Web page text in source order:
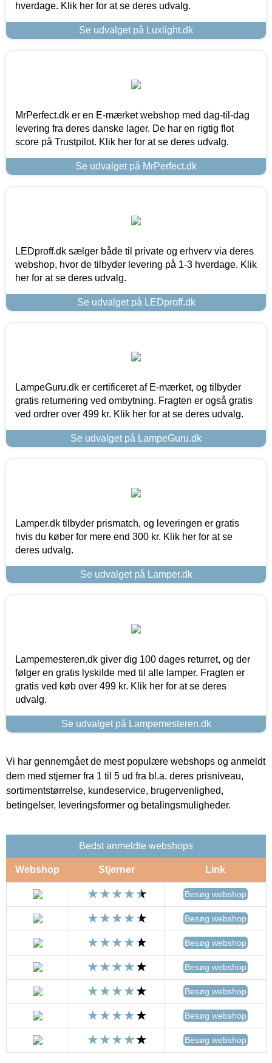
hverdage. Klik her for at se deres udvalg.
Se udvalget på Luxlight.dk
MrPerfect.dk er en E-mærket webshop med dag-til-dag
levering fra deres danske lager. De har en rigtig flot
score på Trustpilot. Klik her for at se deres udvalg.
Se udvalget på MrPerfect.dk
LEDproff.dk sælger både til private og erhverv via deres
webshop, hvor de tilbyder levering på 1-3 hverdage. Klik
her for at se deres udvalg.
Se udvalget på LEDproff.dk
LampeGuru.dk er certificeret af E-mærket, og tilbyder
gratis returnering ved ombytning. Fragten er også gratis
ved ordrer over 499 kr. Klik her for at se deres udvalg.
Se udvalget på LampeGuru.dk
Lamper.dk tilbyder prismatch, og leveringen er gratis
hvis du køber for mere end 300 kr. Klik her for at se
deres udvalg.
Se udvalget på Lamper.dk
Lampemesteren.dk giver dig 100 dages returret, og der
følger en gratis lyskilde med til alle lamper. Fragten er
gratis ved køb over 499 kr. Klik her for at se deres
udvalg.
Se udvalget på Lampemesteren.dk
Vi har gennemgået de mest populære webshops og anmeldt
dem med stjerner fra 1 til 5 ud fra bl.a. deres prisniveau,
sortimentstørrelse, kundeservice, brugervenlighed,
betingelser, leveringsformer og betalingsmuligheder.
Bedst anmeldte webshops
Webshop Stjerner Link
Besøg webshop
Besøg webshop
Besøg webshop
Besøg webshop
Besøg webshop
Besøg webshop
Besøg webshop